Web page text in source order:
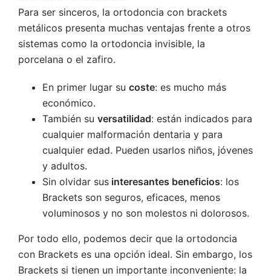
Para ser sinceros, la ortodoncia con brackets
metálicos presenta muchas ventajas frente a otros
sistemas como la ortodoncia invisible, la
porcelana o el zafiro.
En primer lugar su coste: es mucho más
económico.
También su versatilidad: están indicados para
cualquier malformación dentaria y para
cualquier edad. Pueden usarlos niños, jóvenes
y adultos.
Sin olvidar sus interesantes beneficios: los
Brackets son seguros, eficaces, menos
voluminosos y no son molestos ni dolorosos.
Por todo ello, podemos decir que la ortodoncia
con Brackets es una opción ideal. Sin embargo, los
Brackets si tienen un importante inconveniente: la